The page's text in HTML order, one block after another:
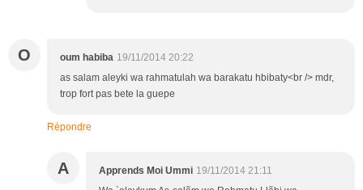
O oum habiba 19/11/2014 20:22
as salam aleyki wa rahmatulah wa barakatu hbibaty<br /> mdr,
trop fort pas bete la guepe
Répondre
A Apprends Moi Ummi 19/11/2014 21:11